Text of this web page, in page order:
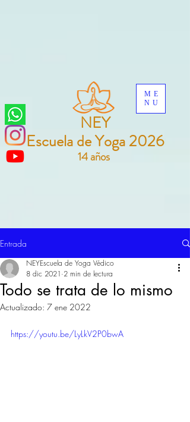
NEY
Escuela de Yoga 2026
ME
NU
14 años
Entrada
Todo se trata de lo mismo
NEYEscuela de Yoga Védico
8 dic 2021 2 min de lectura
Actualizado: 7 ene 2022
https://youtu.be/LyLkV2P0bwA